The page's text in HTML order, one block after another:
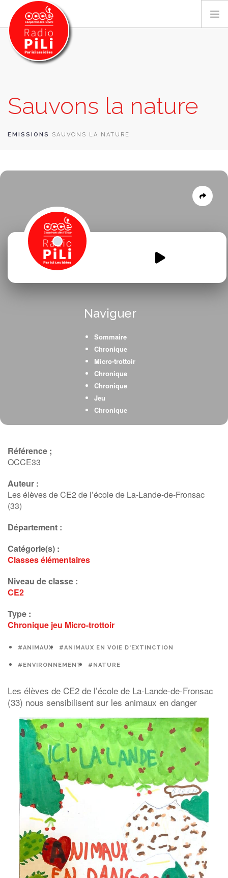
GRILLE DES PROGRAMMES
EMISSIONS / PODCASTS
CONTACT
Sauvons la nature
EMISSIONS SAUVONS LA NATURE
Sauvons-la-nature.mp3
Naviguer
Sommaire
Chronique
Micro-trottoir
Chronique
Chronique
Jeu
Chronique
Référence ;
OCCE33
Auteur :
Les élèves de CE2 de l’école de La-Lande-de-Fronsac
(33)
Département :
Catégorie(s) :
Classes élémentaires
Niveau de classe :
CE2
Type :
Chronique jeu Micro-trottoir
#ANIMAUX #ANIMAUX EN VOIE D'EXTINCTION
#ENVIRONNEMENT #NATURE
Les élèves de CE2 de l’école de La-Lande-de-Fronsac
(33) nous sensibilisent sur les animaux en danger